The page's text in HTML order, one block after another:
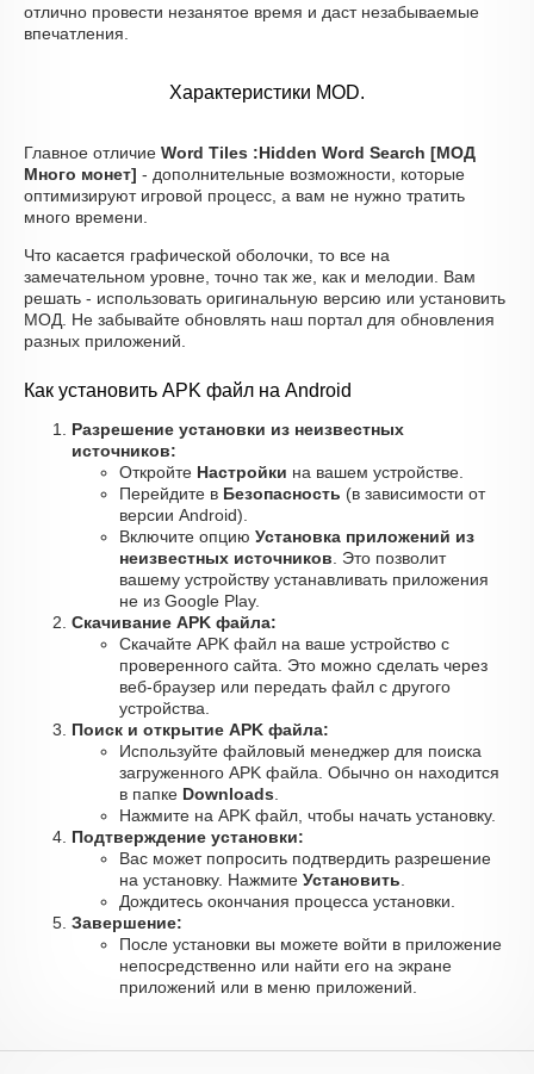
отлично провести незанятое время и даст незабываемые
впечатления.
Характеристики MOD.
Главное отличие Word Tiles :Hidden Word Search [МОД
Много монет] - дополнительные возможности, которые
оптимизируют игровой процесс, а вам не нужно тратить
много времени.
Что касается графической оболочки, то все на
замечательном уровне, точно так же, как и мелодии. Вам
решать - использовать оригинальную версию или установить
МОД. Не забывайте обновлять наш портал для обновления
разных приложений.
Как установить APK файл на Android
Разрешение установки из неизвестных
источников:
Откройте Настройки на вашем устройстве.
Перейдите в Безопасность (в зависимости от
версии Android).
Включите опцию Установка приложений из
неизвестных источников . Это позволит
вашему устройству устанавливать приложения
не из Google Play.
Скачивание APK файла:
Скачайте APK файл на ваше устройство с
проверенного сайта. Это можно сделать через
веб-браузер или передать файл с другого
устройства.
Поиск и открытие APK файла:
Используйте файловый менеджер для поиска
загруженного APK файла. Обычно он находится
в папке Downloads
Нажмите на APK файл, чтобы начать установку.
Подтверждение установки:
Вас может попросить подтвердить разрешение
на установку. Нажмите Установить
Дождитесь окончания процесса установки.
Завершение:
После установки вы можете войти в приложение
непосредственно или найти его на экране
приложений или в меню приложений.